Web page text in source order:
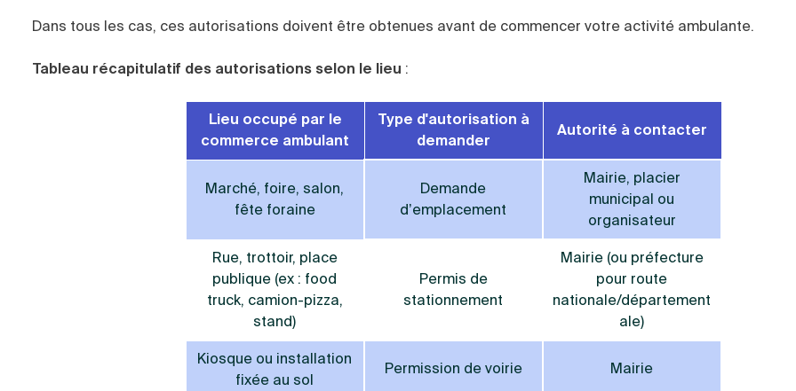
Dans tous les cas, ces autorisations doivent être obtenues avant de commencer votre activité ambulante.
Tableau récapitulatif des autorisations selon le lieu :
Lieu occupé par le
commerce ambulant
Type d'autorisation à
demander
Autorité à contacter
Marché, foire, salon,
fête foraine
Demande
d’emplacement
Mairie, placier
municipal ou
organisateur
Rue, trottoir, place
publique (ex : food
truck, camion-pizza,
stand)
Permis de
stationnement
Mairie (ou préfecture
pour route
nationale/département
ale)
Kiosque ou installation
fixée au sol
Permission de voirie Mairie